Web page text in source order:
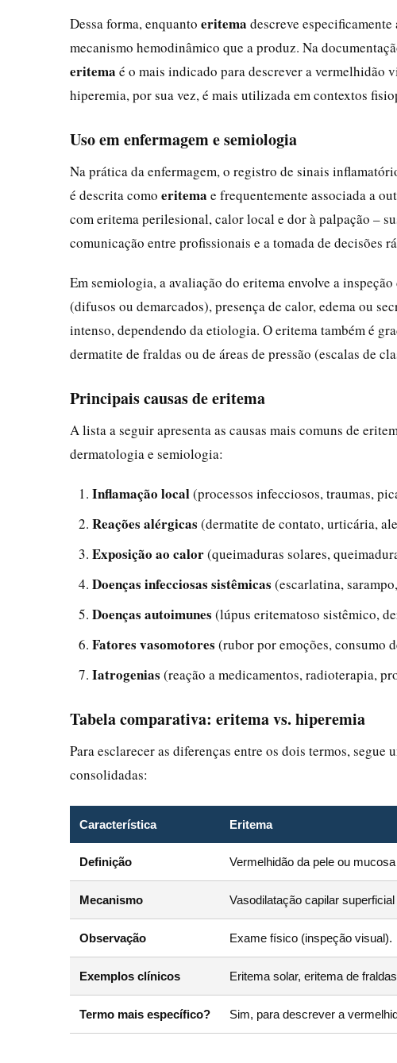
Dessa forma, enquanto eritema descreve
mecanismo hemodinâmico que a produz. Na
eritema é o mais indicado para descrever a
hiperemia, por sua vez, é mais utilizada em contextos
Uso em enfermagem e semiologia
Na prática da enfermagem, o registro de sinais
é descrita como eritema e frequentemente associada a
com eritema perilesional, calor local e dor à palpação –
comunicação entre profissionais e a tomada de decisões
Em semiologia, a avaliação do eritema envolve a
(difusos ou demarcados), presença de calor, edema ou
intenso, dependendo da etiologia. O eritema também é
dermatite de fraldas ou de áreas de pressão (escalas de
Principais causas de eritema
A lista a seguir apresenta as causas mais comuns de
dermatologia e semiologia:
Inflamação local(processos infecciosos, traumas,
Reações alérgicas (dermatite de contato, urticária,
Exposição ao calor(queimaduras solares,
Doenças infecciosas sistêmicas (escarlatina,
Doenças autoimunes (lúpus eritematoso sistêmico,
Fatores vasomotores (rubor por emoções, consumo
Iatrogenias (reação a medicamentos, radioterapia,
Tabela comparativa: eritema vs. hiperemia
Para esclarecer as diferenças entre os dois termos,
consolidadas:
Característica Eritema
Definição Vermelhidão da pele ou
Mecanismo Vasodilatação capilar
Observação Exame físico (inspeção visual).
Exemplos clínicos Eritema solar, eritema de
Termo mais específico? Sim, para descrever a